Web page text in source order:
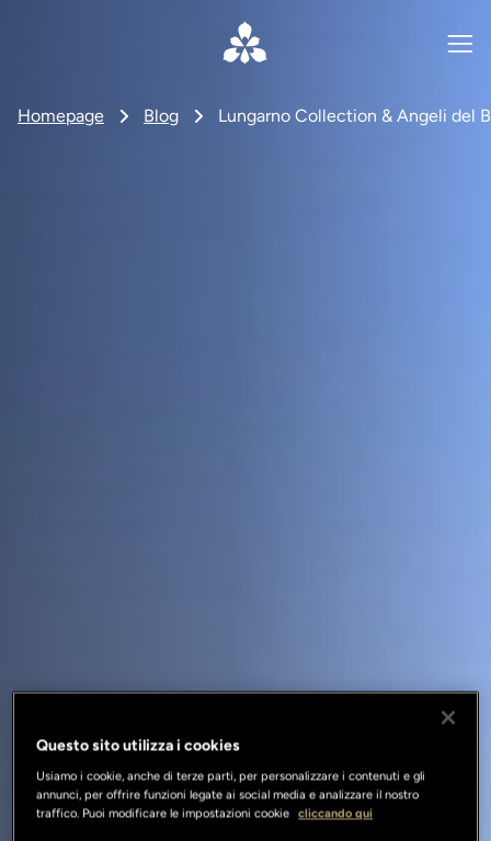
Homepage Blog Lungarno Collection & Angeli del
Questo sito utilizza i cookies
Usiamo i cookie, anche di terze parti, per personalizzare i contenuti e gli
annunci, per offrire funzioni legate ai social media e analizzare il nostro
traffico. Puoi modificare le impostazioni cookie cliccando qui